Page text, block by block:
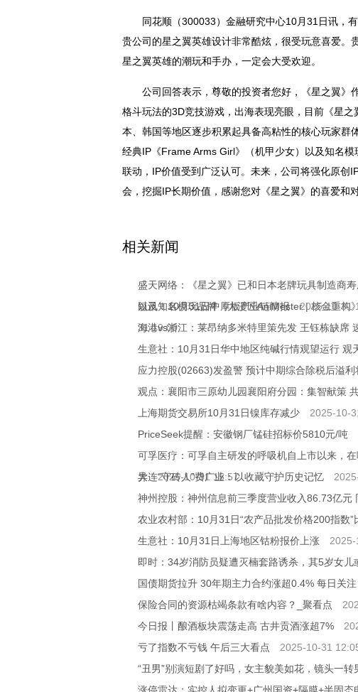
同花顺（300033）金融研究中心10月31日讯，
贵公司的星之翼英雄设计非常酷炫，很受玩意喜爱。
星之翼英雄的潮玩和手办，一定会大受欢迎。
公司回答表示，尊敬的投资者您好，《星之翼》
格斗玩法的3D竞技游戏，出海表现亮眼，目前《星
本、韩国等地区逐步积累起具备高粘性的核心玩家群
经典IP《Frame Arms Girl》（机甲少女）以及知名
联动，IP价值受到广泛认可。未来，公司将强化原创
会，挖掘IP长期价值，感谢您对《星之翼》的喜爱和
相关新闻
盛天网络：《星之翼》已和日本老牌玩具制造商
以及知名模玩品牌《大漫匠AniMester | 核金重构
31 19:00
短讯！10月31日中厚板产业链情报
2025-10-31
海港vs浙江：莱昂纳多米特里策先发 王钰栋缺席
生意社：10月31日华中地区纯碱行情观望运行 观
应力控股(02663)发盈警 预计中期综合除税后溢
观点：襄阳市三原幼儿园襄阳府分园：集智献策
上海期货交易所10月31日镍库存减少
2025-10-
PriceSeek提醒：安徽钢厂锰硅招标价5810元/吨
可孚医疗：可孚自主研发的呼吸机自上市以来，
异
2025-10-31 15:57
大连“守砖人”费广业：以收藏守护历史记忆
神州控股：神州信息前三季度营业收入86.73亿元
农业农村部：10月31日“农产品批发价格200指数
生意社：10月31日上海地区钴粉报价上涨
即时：34岁消防员疑遭灭楠套路诱杀，其5岁女儿
国债期货拉升 30年期主力合约涨超0.4% 每日关注
保险合同的资源枯竭条款有啥内容？_聚看点
今日报丨酿酒板块震荡走高 古井贡酒涨超7%
亏了指数不亏钱 午后三大看点
2025-10-31
“丑男”别演短剧了好吗，女主貌美如花，镜头一
涨停雷达：实控人拟变更+广州国资+隔膜+半固